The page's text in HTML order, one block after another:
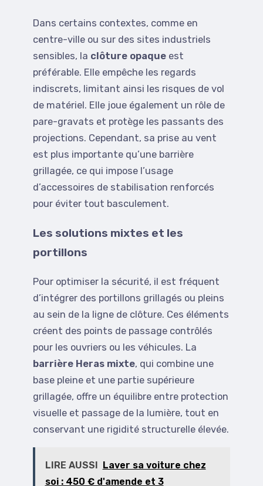
Dans certains contextes, comme en
centre-ville ou sur des sites industriels
sensibles, la clôture opaque est
préférable. Elle empêche les regards
indiscrets, limitant ainsi les risques de vol
de matériel. Elle joue également un rôle de
pare-gravats et protège les passants des
projections. Cependant, sa prise au vent
est plus importante qu’une barrière
grillagée, ce qui impose l’usage
d’accessoires de stabilisation renforcés
pour éviter tout basculement.
Les solutions mixtes et les
portillons
Pour optimiser la sécurité, il est fréquent
d’intégrer des portillons grillagés ou pleins
au sein de la ligne de clôture. Ces éléments
créent des points de passage contrôlés
pour les ouvriers ou les véhicules. La
barrière Heras mixte, qui combine une
base pleine et une partie supérieure
grillagée, offre un équilibre entre protection
visuelle et passage de la lumière, tout en
conservant une rigidité structurelle élevée.
LIRE AUSSI Laver sa voiture chez
soi : 450 € d'amende et 3